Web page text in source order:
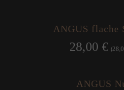
ANGUS flache
28,00€ (
ANGUS